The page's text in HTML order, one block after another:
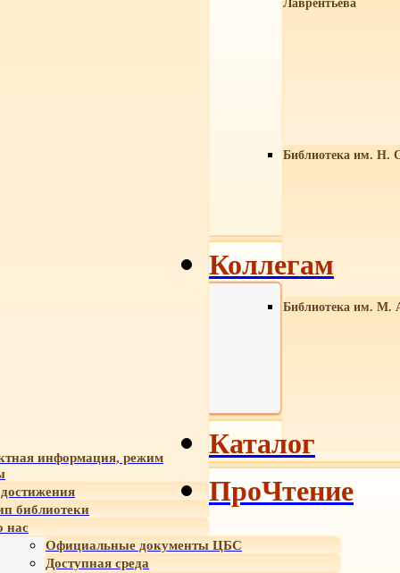
Лаврентьева
Библиотека им. Н.
Библиотека им. М.
информация, режим
библиотеки
нас
Официальные документы ЦБС
Доступная среда
Коллегам
Каталог
ПроЧтение